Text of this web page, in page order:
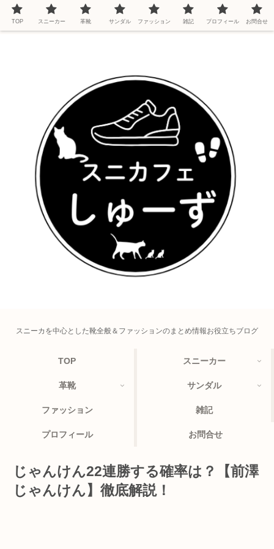
スニーカを中心とした靴全般＆ファッションのまとめ情報お役立ちブログ
TOP スニーカー
革靴 サンダル
ファッション 雑記
プロフィール お問合せ
じゃんけん22連勝する確率は？【前澤
じゃんけん】徹底解説！
TOP スニーカー 革靴 サンダル ファッション 雑記 プロフィール お問合せ